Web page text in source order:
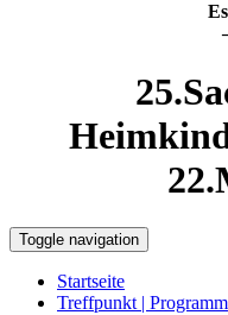
Toggle navigation
Startseite
Treffpunkt | Programm